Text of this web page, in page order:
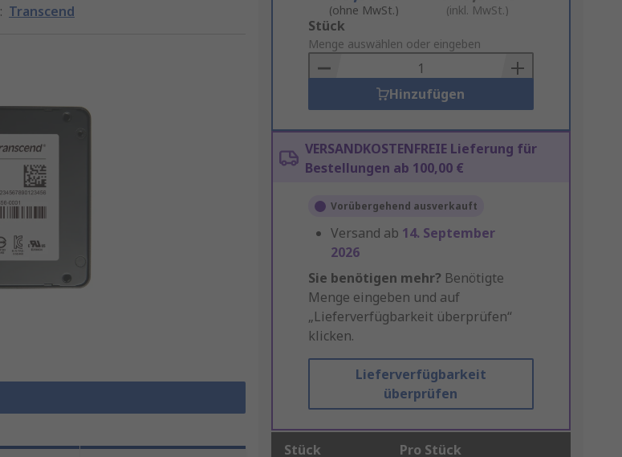
: Transcend (ohne MwSt.) (inkl. MwSt.)
Add
to
Basket
Stück
Menge auswählen oder eingeben
Hinzufügen
VERSANDKOSTENFREIE Lieferung für
Bestellungen ab 100,00 €
Vorübergehend ausverkauft
Versand ab 14. September
2026
Sie benötigen mehr? Benötigte
Menge eingeben und auf
„Lieferverfügbarkeit überprüfen“
klicken.
Lieferverfügbarkeit
überprüfen
Stück Pro Stück